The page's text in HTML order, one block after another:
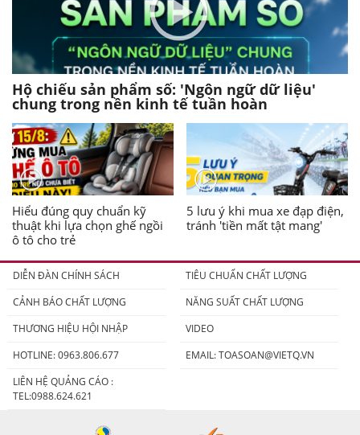
Hộ chiếu sản phẩm số: 'Ngôn ngữ dữ liệu'
chung trong nền kinh tế tuần hoàn
Hiểu đúng quy chuẩn kỹ
thuật khi lựa chọn ghế ngồi
ô tô cho trẻ
5 lưu ý khi mua xe đạp điện,
tránh 'tiền mất tật mang'
DIỄN ĐÀN CHÍNH SÁCH
TIÊU CHUẨN CHẤT LƯỢNG
CẢNH BÁO CHẤT LƯỢNG
NĂNG SUẤT CHẤT LƯỢNG
THƯƠNG HIỆU HỘI NHẬP
VIDEO
HOTLINE: 0963.806.677
EMAIL:TOASOAN@VIETQ.VN
LIÊN HỆ QUẢNG CÁO :
TEL:0988.624.621